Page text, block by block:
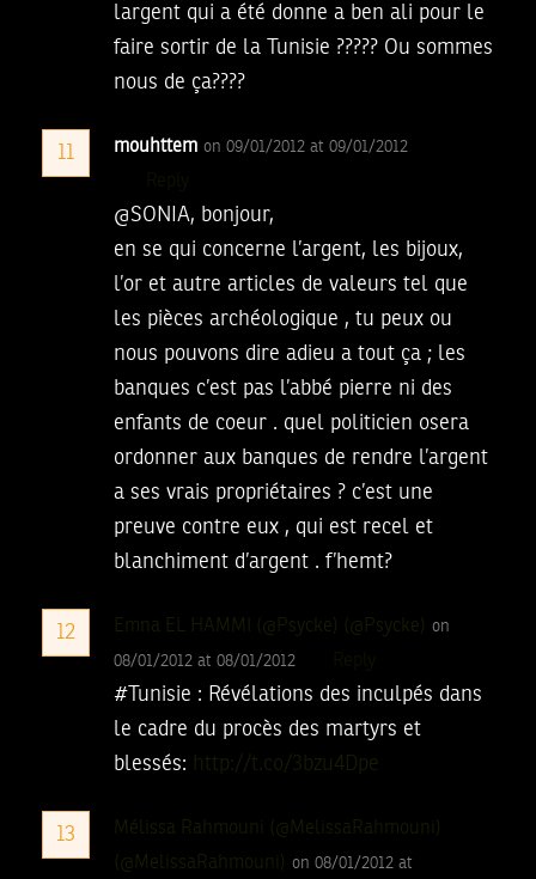
largent qui a été donne a ben ali pour le
faire sortir de la Tunisie ????? Ou sommes
nous de ça????
11 mouhttem on 09/01/2012 at 09/01/2012
@SONIA, bonjour,
en se qui concerne l’argent, les bijoux,
l’or et autre articles de valeurs tel que
les pièces archéologique , tu peux ou
nous pouvons dire adieu a tout ça ; les
banques c’est pas l’abbé pierre ni des
enfants de coeur . quel politicien osera
ordonner aux banques de rendre l’argent
a ses vrais propriétaires ? c’est une
preuve contre eux , qui est recel et
blanchiment d’argent . f’hemt?
12 Emna EL HAMMI (@Psycke) (@Psycke) on
08/01/2012 at 08/01/2012
#Tunisie : Révélations des inculpés dans
le cadre du procès des martyrs et
blessés:
http://t.co/3bzu4Dpe
13
Mélissa Rahmouni (@MelissaRahmouni)
(@MelissaRahmouni) on 08/01/2012 at